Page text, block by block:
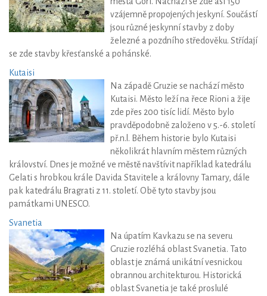
vzájemně propojených jeskyní. Součástí
jsou různé jeskynní stavby z doby
železné a pozdního středověku. Střídají
se zde stavby křesťanské a pohánské.
Kutaisi
Na západě Gruzie se nachází město
Kutaisi. Město leží na řece Rioni a žije
zde přes 200 tisíc lidí. Město bylo
pravděpodobně založeno v 5.-6. století
př.n.l. Během historie bylo Kutaisi
několikrát hlavním městem různých
království. Dnes je možné ve městě navštívit například katedrálu
Gelati s hrobkou krále Davida Stavitele a královny Tamary, dále
pak katedrálu Bragrati z 11. století. Obě tyto stavby jsou
památkami UNESCO.
Svanetia
Na úpatím Kavkazu se na severu
Gruzie rozléhá oblast Svanetia. Tato
oblast je známá unikátní vesnickou
obrannou architekturou. Historická
oblast Svanetia je také proslulé